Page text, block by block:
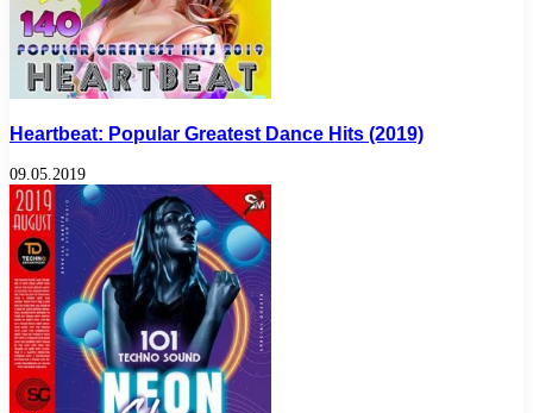
Heartbeat: Popular Greatest Dance Hits (2019)
09.05.2019